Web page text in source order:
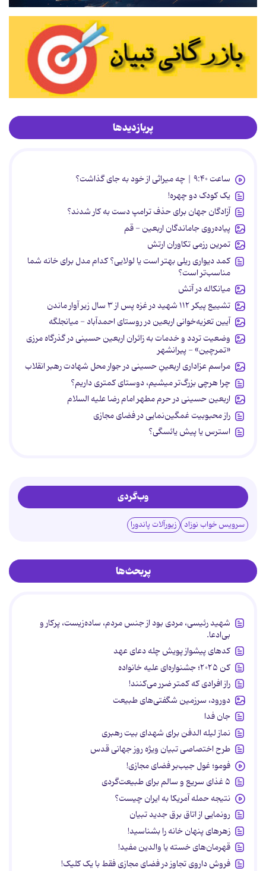
پربازدیدها
ساعت ۹:۴۰ | چه میراثی از خود به جای گذاشت؟
یک کودک دو چهره!
آزادگان جهان برای حذف ترامپ دست به کار شدند؟
پیاده‌روی جاماندگان اربعین - قم
تمرین رزمی تکاوران ارتش
کمد دیواری ریلی بهتر است یا لولایی؟ کدام مدل برای خانه شما
مناسب‌تر است؟
میانکاله در آتش
تشییع پیکر ۱۱۲ شهید در غزه پس از ۳ سال زیر آوار ماندن
آیین تعزیه‌خوانی اربعین در روستای احمدآباد - میانجلگه
وضعیت تردد و خدمات به زائران اربعین حسینی در گذرگاه مرزی
«تمرچین» - پیرانشهر
مراسم عزاداری اربعینِ حسینی در جوار محل شهادت رهبر انقلاب
چرا هرچی بزرگ‌تر میشیم، دوستای کمتری داریم؟
اربعین حسینی در حرم مطهر امام رضا علیه السلام
راز محبوبیت غمگین‌نمایی در فضای مجازی
استرس یا پیش یائسگی؟
وب‌گردی
سرویس خواب نوزاد زیورآلات پاندورا
پربحث‌ها
شهید رئیسی، مردی بود از جنس مردم، ساده‌زیست، پرکار و
بی‌ادعا.
کدهای پیشواز پویش چله دعای عهد
کن ۲۰۲۵؛ جشنواره‌ای علیه خانواده
راز افرادی که کمتر ضرر می‌کنند!
دورود، سرزمین شگفتی‌های طبیعت
جان فدا
نماز لیله الدفن برای شهدای بیت رهبری
طرح اختصاصی تبیان ویژه روز جهانی قدس
فومو؛ غول جیب‌بر فضای مجازی!
۵ غذای سریع و سالم برای طبیعت‌گردی
نتیجه حمله آمریکا به ایران چیست؟
رونمایی از اتاق برق جدید تبیان
زهرهای پنهان خانه را بشناسید!
قهرمان‌های خسته یا والدین مفید!
فروش داروی تجاوز در فضای مجازی فقط با یک کلیک!